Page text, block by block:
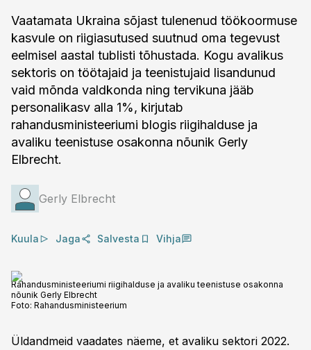
Vaatamata Ukraina sõjast tulenenud töökoormuse
kasvule on riigiasutused suutnud oma tegevust
eelmisel aastal tublisti tõhustada. Kogu avalikus
sektoris on töötajaid ja teenistujaid lisandunud
vaid mõnda valdkonda ning tervikuna jääb
personalikasv alla 1%, kirjutab
rahandusministeeriumi blogis riigihalduse ja
avaliku teenistuse osakonna nõunik Gerly
Elbrecht.
Gerly Elbrecht
Kuula Jaga Salvesta Vihja
Rahandusministeeriumi riigihalduse ja avaliku teenistuse osakonna
nõunik Gerly Elbrecht
Foto: Rahandusministeerium
Üldandmeid vaadates näeme, et avaliku sektori 2022.